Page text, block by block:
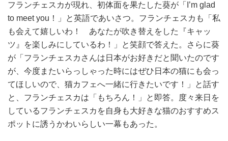
フランチェスカが現れ、初体面を果たした葵が「I’m glad
to meet you！」と英語であいさつ。フランチェスカも「私
も会えて嬉しいわ！ あなたが吹き替えをした『キャッ
ツ』を楽しみにしているわ！」と笑顔で答えた。さらに葵
が「フランチェスカさんは日本がお好きだと聞いたのです
が、今度またいらっしゃった時にはぜひ日本の猫にも会っ
てほしいので、猫カフェへ一緒に行きたいです！」と話す
と、フランチェスカは「もちろん！」と即答。度々来日を
しているフランチェスカを自身も大好きな猫のおすすめス
ポットに誘うかわいらしい一幕もあった。